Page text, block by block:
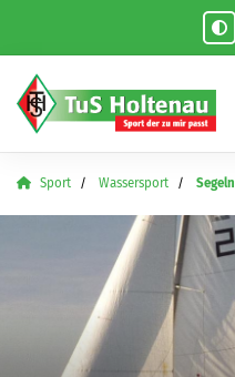
Sport Wassersport Segeln